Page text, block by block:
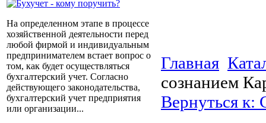
На определенном этапе в процессе
хозяйственной деятельности перед
любой фирмой и индивидуальным
предпринимателем встает вопрос о
том, как будет осуществляться
бухгалтерский учет. Согласно
действующего законодательства,
бухгалтерский учет предприятия
или организации...
Главная
сознанием
Вернуться к: